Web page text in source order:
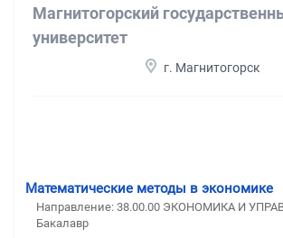
Магнитогорский
университет
г. Магнитогорск
Математические методы в экономике
Направление: 38.00.00 ЭКОНОМИКА И
Бакалавр